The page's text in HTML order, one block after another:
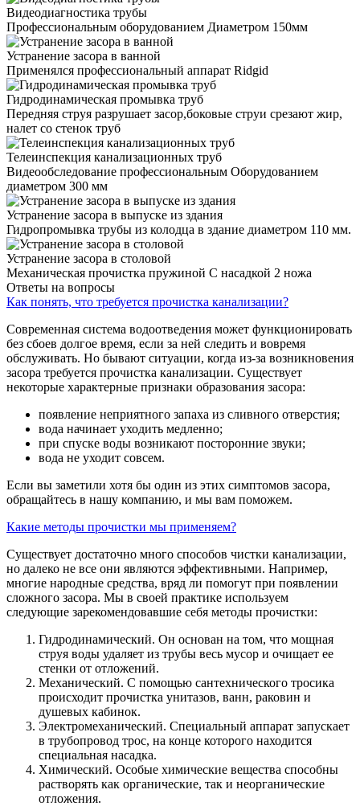
Видеодиагностика трубы
Профессиональным оборудованием Диаметром 150мм
Устранение засора в ванной
Применялся профессиональный аппарат Ridgid
Гидродинамическая промывка труб
Передняя струя разрушает засор,боковые струи срезают жир,
налет со стенок труб
Телеинспекция канализационных труб
Видеообследование профессиональным Оборудованием
диаметром 300 мм
Устранение засора в выпуске из здания
Гидропромывка трубы из колодца в здание диаметром 110 мм.
Устранение засора в столовой
Механическая прочистка пружиной С насадкой 2 ножа
Ответы на вопросы
Как понять, что требуется прочистка канализации?
Современная система водоотведения может функционировать
без сбоев долгое время, если за ней следить и вовремя
обслуживать. Но бывают ситуации, когда из-за возникновения
засора требуется прочистка канализации. Существует
некоторые характерные признаки образования засора:
появление неприятного запаха из сливного отверстия;
вода начинает уходить медленно;
при спуске воды возникают посторонние звуки;
вода не уходит совсем.
Если вы заметили хотя бы один из этих симптомов засора,
обращайтесь в нашу компанию, и мы вам поможем.
Какие методы прочистки мы применяем?
Существует достаточно много способов чистки канализации,
но далеко не все они являются эффективными. Например,
многие народные средства, вряд ли помогут при появлении
сложного засора. Мы в своей практике используем
следующие зарекомендовавшие себя методы прочистки:
Гидродинамический. Он основан на том, что мощная
струя воды удаляет из трубы весь мусор и очищает ее
стенки от отложений.
Механический. С помощью сантехнического тросика
происходит прочистка унитазов, ванн, раковин и
душевых кабинок.
Электромеханический. Специальный аппарат запускает
в трубопровод трос, на конце которого находится
специальная насадка.
Химический. Особые химические вещества способны
растворять как органические, так и неорганические
отложения.